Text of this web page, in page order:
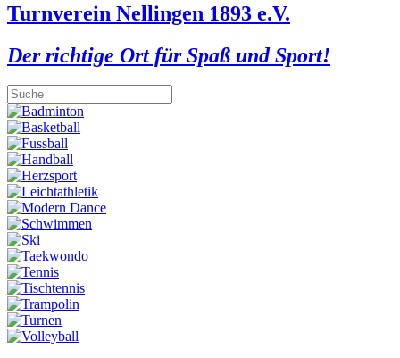
Turnverein Nellingen 1893 e.V.
Der richtige Ort für Spaß und Sport!